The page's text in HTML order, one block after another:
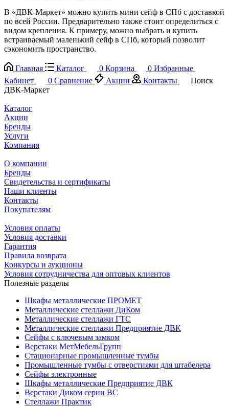
В «ДВК-Маркет» можно купить мини сейф в СПб с доставкой
по всей России. Предварительно также стоит определиться с
видом крепления. К примеру, можно выбрать и купить
встраиваемый маленький сейф в СПб, который позволит
cэкономить пространство.
Главная Каталог 0 Корзина 0 Избранные
Кабинет
0 Сравнение Акции Контакты
Поиск
ДВК-Маркет
Каталог
Акции
Бренды
Услуги
Компания
О компании
Бренды
Свидетельства и сертификаты
Наши клиенты
Контакты
Покупателям
Условия оплаты
Условия доставки
Гарантия
Правила возврата
Конкурсы и аукционы
Условия сотрудничества для оптовых клиентов
Полезные разделы
Шкафы металлические ПРОМЕТ
Металлические стеллажи ДиКом
Металлические стеллажи ГТС
Металлические стеллажи Предприятие ДВК
Сейфы с ключевым замком
Верстаки МетМебельГрупп
Стационарные промышленные тумбы
Промышленные тумбы с отверстиями для штабелера
Сейфы электронные
Шкафы металлические Предприятие ДВК
Верстаки Диком серии ВС
Стеллажи Практик